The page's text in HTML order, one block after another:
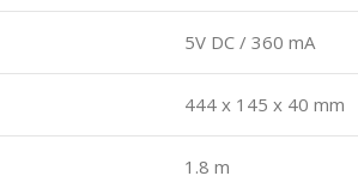
5V DC / 360 mA
444 x 145 x 40 mm
1.8 m